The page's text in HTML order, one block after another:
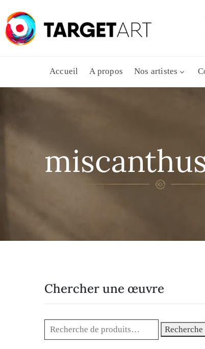
Accueil A propos Nos artistes
Chercher une œuvre
Recherche